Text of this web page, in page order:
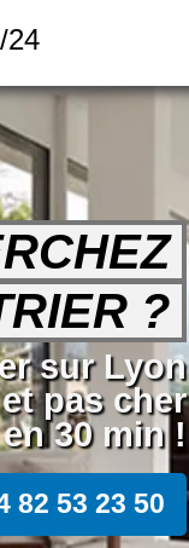
24
?
sur Lyon
pas cher
30 min !
82 53 23 50